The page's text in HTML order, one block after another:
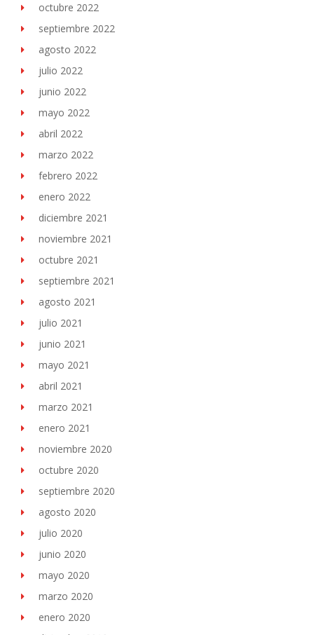
octubre 2022
septiembre 2022
agosto 2022
julio 2022
junio 2022
mayo 2022
abril 2022
marzo 2022
febrero 2022
enero 2022
diciembre 2021
noviembre 2021
octubre 2021
septiembre 2021
agosto 2021
julio 2021
junio 2021
mayo 2021
abril 2021
marzo 2021
enero 2021
noviembre 2020
octubre 2020
septiembre 2020
agosto 2020
julio 2020
junio 2020
mayo 2020
marzo 2020
enero 2020